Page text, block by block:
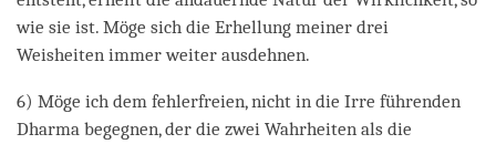
wie sie ist. Möge sich die Erhellung meiner drei
Weisheiten immer weiter ausdehnen.
6) Möge ich dem fehlerfreien, nicht in die Irre führenden
Dharma begegnen, der die zwei Wahrheiten als die